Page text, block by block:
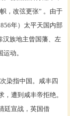
，改弦更张” 。由于
年）太平天国内部
族地主曾国藩、 左
动。
染指中国。咸丰四
，遭到咸丰帝拒绝。
廷宣战，英国借